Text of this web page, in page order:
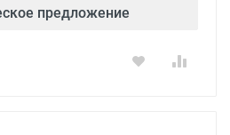
предложение